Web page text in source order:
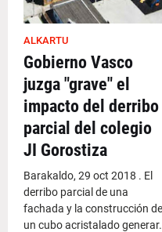
ALKARTU
Gobierno Vasco
juzga "grave" el
impacto del derribo
parcial del colegio
JI Gorostiza
Barakaldo, 29 oct 2018 . El
derribo parcial de una
fachada y la construcción de
un cubo acristalado